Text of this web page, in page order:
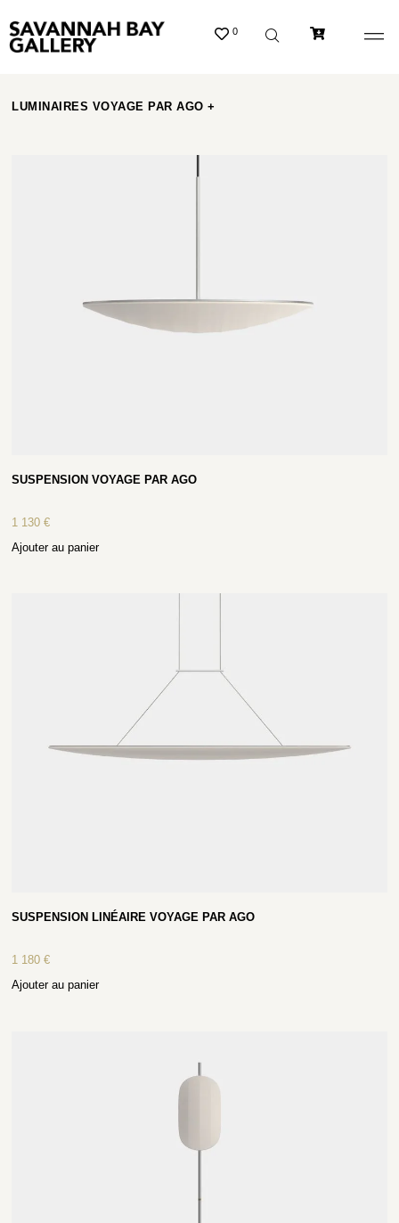
0
LUMINAIRES VOYAGE PAR AGO +
SUSPENSION VOYAGE PAR AGO
1 130€
Ajouter au panier
SUSPENSION LINÉAIRE VOYAGE PAR AGO
1 180€
Ajouter au panier